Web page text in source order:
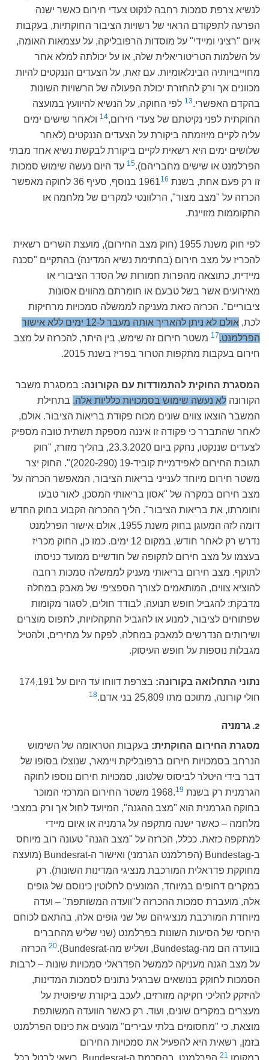
לנשיא צרפת סמכות רחבה לנקוט צעדי חירום כאשר ישנה
הפרעה לתפקודם הראוי של רשויות הציבור החוקתיות, בעקבות
איום "רציני ומיידי" על מוסדות הרפובליקה, על עצמאות האומה,
על השלמות הטריטוריאלית שלה, או על יכולתה למלא אחר
מחוייבויותיה הבינלאומיות. עם זאת, על הצעדים הננקטים להיות
מכוונים אך ורק להחזרת יכולת הפעולה של הרשויות השונות
בהקדם האפשרי.13 לפי החוקה, על הנשיא להיוועץ במועצה
החוקתית לפני נקיטתם של צעדי חירום,14 ולאחר שישים ימים
עליה לקיים מיוזמתה ביקורת על הצעדים הננקטים (לאחר
שלושים ימים היא רשאית לקיים ביקורת לבקשת נשיא אחד מבתי
הפרלמנט או שישים מחבריהם).15 עד היום נעשה שימוש סמכות
זו רק פעם אחת, בשנת 1961 16
בנוסף, סעיף 36 לחוקה מאפשר
הכרזה על "מצב מצור", הרלוונטי למקרים של מלחמה או
התקוממות מזויינת.
לפי חוק משנת 1955 (חוק מצב החירום), מועצת השרים רשאית
להכריז על מצב חירום (בחתימת נשיא המדינה) בהתקיים "סכנה
מיידית, כתוצאה מהפרות חמורות של הסדר הציבורי או
מאירועים אשר בשל טבעם או חומרתם מהווים אסונות
ציבוריים". הכרזה כזאת מעניקה לממשלה סמכויות מרחיקות
לכת,
אולם לא ניתן להאריך אותה מעבר ל-12 ימים ללא אישור
הפרלמנט.17 משטר חירום זה שימש, בין היתר, להכרזה על מצב
חירום בעקבות מתקפות הטרור בפריז בשנת 2015.
המסגרת החוקית להתמודדות עם הקורונה: במסגרת משבר
הקורונה לא נעשה שימוש בסמכויות כלליות אלה. בתחילת
המשבר הוצאו צווים שונים מכוח פקודת בריאות הציבור. אולם,
לאחר שהתברר כי פקודה זו איננה מספקת תשתית טובה מספיק
לצעדים שננקטו, נחקק ביום 23.3.2020, בהליך מזורז, "חוק
תגובת החירום לאפידמיית קוביד-19 (2020-290)". החוק יצר
משטר חירום מיוחד לענייני בריאות הציבור, המאפשר הכרזה על
מצב חירום במקרה של "אסון בריאותי המסכן, לאור טבעו
וחומרתו, את בריאות הציבור". הליך ההכרזה הקבוע בחוק החדש
דומה לזה המעוגן בחוק משנת 1955, אולם אישור הפרלמנט
נדרש רק לאחר חודש, במקום 12 ימים. כמו כן, החוק מכריז
בעצמו על מצב חירום לתקופה של חודשיים ממועד כניסתו
לתוקף. מצב חירום בריאותי מעניק לממשלה סמכות רחבה
להוציא צווים, המותאמים לצורך הספציפי של מאבק במחלה
מדבקת: להגביל חופש תנועה, לבודד חולים, לסגור מקומות
שפתוחים לציבור, למנוע או להגביל התקהלויות, לתפוס מוצרים
ושירותים הנדרשים למאבק במחלה, לפקח על מחירים, ולהטיל
מגבלות נוספות על חופש העיסוק.
נתוני התחלואה בקורונה:
בצרפת דווחו עד היום על 174,191
חולי קורונה, מתוכם מתו 25,809 בני אדם.
18
2. גרמניה
מסגרת החירום החוקתית: בעקבות הטראומה של השימוש
הנרחב בסמכויות חירום ברפובליקת ויימאר, שנוצלו בסופו של
דבר בידי היטלר לביסוס שלטונו, סמכויות חירום נוספו לחוקה
הגרמנית רק בשנת 1968. 19
משטר החירום המרכזי המוכר
בחוקה הגרמנית הוא "מצב ההגנה", המיועד לחול אך ורק במצבי
מלחמה – כאשר ישנה מתקפה על גרמניה או איום מיידי
למתקפה כזאת. ככלל, הכרזה על "מצב הגנה" טעונה רוב מיוחס
ב-Bundestag (הפרלמנט הגרמני) ואישור ה-Bundesrat (מועצה
מחוקקת פדראלית המורכבת מנציגי המדינות השונות). רק
במקרים דחופים במיוחד, המונעים לחלוטין כינוסם של גופים
אלה, מועברת סמכות ההכרזה ל"וועדה המשותפת" – ועדה
מיוחדת המורכבת מנציגיהם של שני גופים אלה, בהתאם לכוחם
היחסי של הסיעות השונות בפרלמנט (שני שליש מהחברים
בוועדה הם מה-Bundestag, ושליש מה-Bundesrat).
20 הכרזה
על מצב הגנה מעניקה לממשל הפדראלי סמכויות שונות – לרבות
הסמכות לחוקק בנושאים שברגיל נתונים לסמכות המדינות,
להיזקק להליכי חקיקה מזורזים, לעכב ביקורת שיפוטית על
מעצרים במקרים שונים, ועוד. רק כאשר הוועדה המשותפת
מוצאת, כי "מחסומים בלתי עבירים" מונעים את כינוס הפרלמנט
בזמן, רשאית היא להפעיל את סמכויות החירום
במקומו. 21 הפרלמנט, בהסכמת ה-Bundesrat, רשאי לבטל בכל